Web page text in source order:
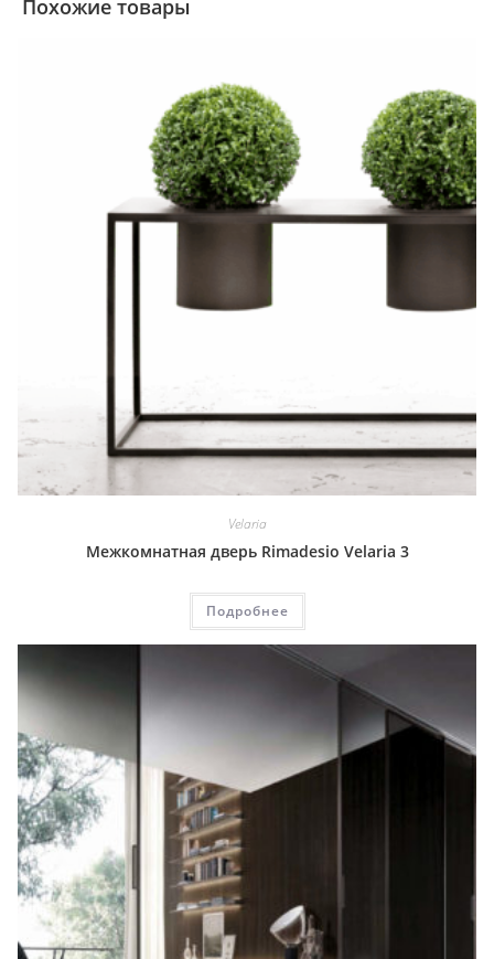
Похожие товары
Velaria
Межкомнатная дверь Rimadesio Velaria 3
Подробнее